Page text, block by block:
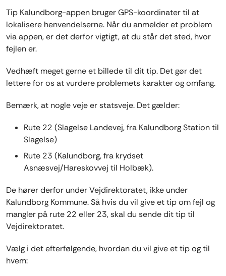
Tip Kalundborg-appen bruger GPS-koordinater til at
lokalisere henvendelserne. Når du anmelder et problem
via appen, er det derfor vigtigt, at du står det sted, hvor
fejlen er.
Vedhæft meget gerne et billede til dit tip. Det gør det
lettere for os at vurdere problemets karakter og omfang.
Bemærk, at nogle veje er statsveje. Det gælder:
Rute 22 (Slagelse Landevej, fra Kalundborg Station til
Slagelse)
Rute 23 (Kalundborg, fra krydset
Asnæsvej/Hareskovvej til Holbæk).
De hører derfor under Vejdirektoratet, ikke under
Kalundborg Kommune. Så hvis du vil give et tip om fejl og
mangler på rute 22 eller 23, skal du sende dit tip til
Vejdirektoratet.
Vælg i det efterfølgende, hvordan du vil give et tip og til
hvem: